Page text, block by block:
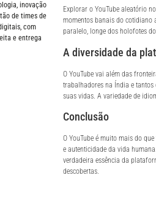
inovação
de times de
com
e entrega
Explorar o YouTube aleatório
momentos banais do cotidiano
paralelo, longe dos holofotes
A diversidade da
O YouTube vai além das
trabalhadores na Índia e
suas vidas. A variedade de
Conclusão
O YouTube é muito mais do
e autenticidade da vida
verdadeira essência da
descobertas.